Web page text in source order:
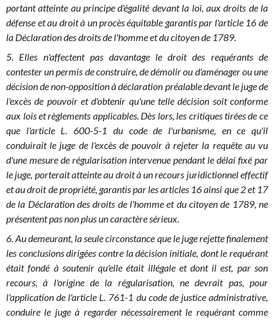
portant atteinte au principe d'égalité devant la loi, aux droits de la
défense et au droit à un procès équitable garantis par l'article 16 de
la Déclaration des droits de l'homme et du citoyen de 1789.
5. Elles n'affectent pas davantage le droit des requérants de
contester un permis de construire, de démolir ou d'aménager ou une
décision de non-opposition à déclaration préalable devant le juge de
l'excès de pouvoir et d'obtenir qu'une telle décision soit conforme
aux lois et règlements applicables. Dès lors, les critiques tirées de ce
que l'article L. 600-5-1 du code de l'urbanisme, en ce qu'il
conduirait le juge de l'excès de pouvoir à rejeter la requête au vu
d'une mesure de régularisation intervenue pendant le délai fixé par
le juge, porterait atteinte au droit à un recours juridictionnel effectif
et au droit de propriété, garantis par les articles 16 ainsi que 2 et 17
de la Déclaration des droits de l'homme et du citoyen de 1789, ne
présentent pas non plus un caractère sérieux.
6. Au demeurant, la seule circonstance que le juge rejette finalement
les conclusions dirigées contre la décision initiale, dont le requérant
était fondé à soutenir qu'elle était illégale et dont il est, par son
recours, à l'origine de la régularisation, ne devrait pas, pour
l'application de l'article L. 761-1 du code de justice administrative,
conduire le juge à regarder nécessairement le requérant comme